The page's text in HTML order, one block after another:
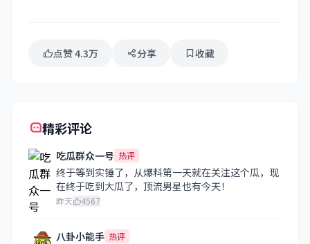
点赞 4.3万 分享 收藏
精彩评论
吃瓜群众一号 热评
终于等到实锤了，从爆料第一天就在关注这个瓜，现
在终于吃到大瓜了，顶流男星也有今天！
昨天 4567
八卦小能手 热评